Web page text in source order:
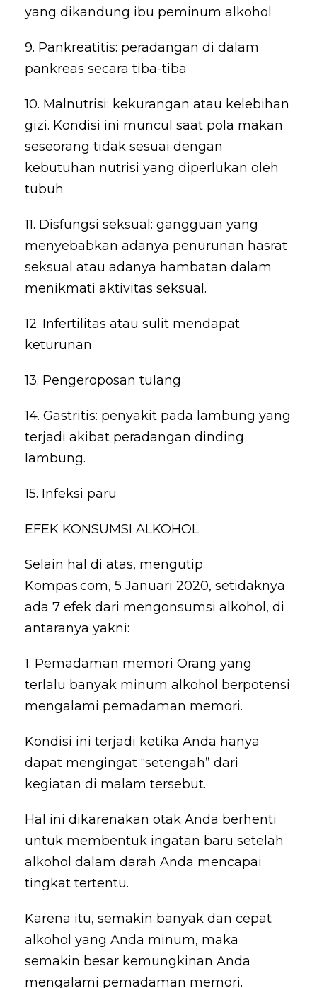
yang dikandung ibu peminum alkohol
9. Pankreatitis: peradangan di dalam
pankreas secara tiba-tiba
10. Malnutrisi: kekurangan atau kelebihan
gizi. Kondisi ini muncul saat pola makan
seseorang tidak sesuai dengan
kebutuhan nutrisi yang diperlukan oleh
tubuh
11. Disfungsi seksual: gangguan yang
menyebabkan adanya penurunan hasrat
seksual atau adanya hambatan dalam
menikmati aktivitas seksual.
12. Infertilitas atau sulit mendapat
keturunan
13. Pengeroposan tulang
14. Gastritis: penyakit pada lambung yang
terjadi akibat peradangan dinding
lambung.
15. Infeksi paru
EFEK KONSUMSI ALKOHOL
Selain hal di atas, mengutip
Kompas.com, 5 Januari 2020, setidaknya
ada 7 efek dari mengonsumsi alkohol, di
antaranya yakni:
1. Pemadaman memori Orang yang
terlalu banyak minum alkohol berpotensi
mengalami pemadaman memori.
Kondisi ini terjadi ketika Anda hanya
dapat mengingat “setengah” dari
kegiatan di malam tersebut.
Hal ini dikarenakan otak Anda berhenti
untuk membentuk ingatan baru setelah
alkohol dalam darah Anda mencapai
tingkat tertentu.
Karena itu, semakin banyak dan cepat
alkohol yang Anda minum, maka
semakin besar kemungkinan Anda
mengalami pemadaman memori.